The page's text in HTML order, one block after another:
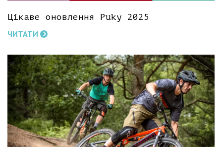
Цікаве оновлення Puky 2025
ЧИТАТИ